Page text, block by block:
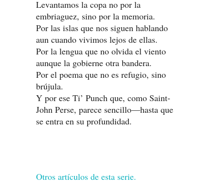
Levantamos la copa no por la
embriaguez, sino por la memoria.
Por las islas que nos siguen hablando
aun cuando vivimos lejos de ellas.
Por la lengua que no olvida el viento
aunque la gobierne otra bandera.
Por el poema que no es refugio, sino
brújula.
Y por ese Ti’ Punch que, como Saint-
John Perse, parece sencillo—hasta que
se entra en su profundidad.
Otros artículos de esta serie.